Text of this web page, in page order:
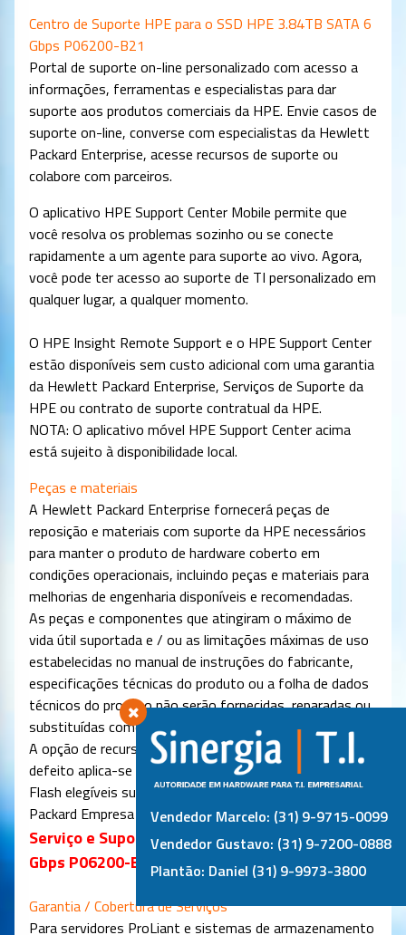
Centro de Suporte HPE para o SSD HPE 3.84TB SATA 6
Gbps P06200-B21
Portal de suporte on-line personalizado com acesso a
informações, ferramentas e especialistas para dar
suporte aos produtos comerciais da HPE. Envie casos de
suporte on-line, converse com especialistas da Hewlett
Packard Enterprise, acesse recursos de suporte ou
colabore com parceiros.
O aplicativo HPE Support Center Mobile permite que
você resolva os problemas sozinho ou se conecte
rapidamente a um agente para suporte ao vivo. Agora,
você pode ter acesso ao suporte de TI personalizado em
qualquer lugar, a qualquer momento.
O HPE Insight Remote Support e o HPE Support Center
estão disponíveis sem custo adicional com uma garantia
da Hewlett Packard Enterprise, Serviços de Suporte da
HPE ou contrato de suporte contratual da HPE.
NOTA: O aplicativo móvel HPE Support Center acima
está sujeito à disponibilidade local.
Peças e materiais
A Hewlett Packard Enterprise fornecerá peças de
reposição e materiais com suporte da HPE necessários
para manter o produto de hardware coberto em
condições operacionais, incluindo peças e materiais para
melhorias de engenharia disponíveis e recomendadas.
As peças e componentes que atingiram o máximo de
vida útil suportada e / ou as limitações máximas de uso
estabelecidas no manual de instruções do fabricante,
especificações técnicas do produto ou a folha de dados
técnicos do produto não serão fornecidas, reparadas ou
substituídas como parte dessas especificações.
A opção de recurso de serviço de retenção de mídia com
defeito aplica-se apenas ao disco ou a unidades SSD /
Flash elegíveis substituídas pela Hewlett
Packard Empresa devido a um mau funcionamento.
Serviço e Suporte do SSD HPE 3.84TB SATA 6
Gbps P06200-B21
Garantia / Cobertura de Serviços
Para servidores ProLiant e sistemas de armazenamento
Vendedor Marcelo: (31) 9-9715-0099
Vendedor Gustavo: (31) 9-7200-0888
Plantão: Daniel (31) 9-9973-3800